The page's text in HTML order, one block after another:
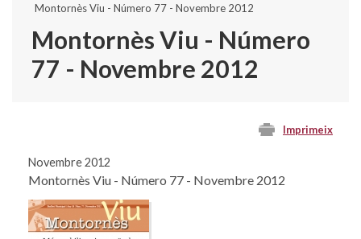
Montornès Viu - Número 77 - Novembre 2012
Montornès Viu - Número
77 - Novembre 2012
Imprimeix
Novembre 2012
Montornès Viu - Número 77 - Novembre 2012